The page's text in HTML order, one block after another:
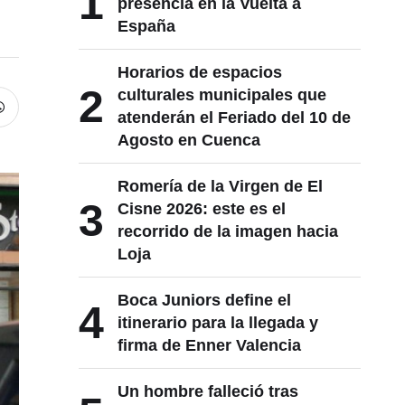
presencia en la Vuelta a
España
2
Horarios de espacios
culturales municipales que
atenderán el Feriado del 10 de
Agosto en Cuenca
3
Romería de la Virgen de El
Cisne 2026: este es el
recorrido de la imagen hacia
Loja
4
Boca Juniors define el
itinerario para la llegada y
firma de Enner Valencia
Un hombre falleció tras